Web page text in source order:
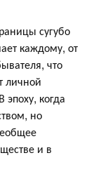
сугубо
каждому, от
что
личной
эпоху, когда
но
и в